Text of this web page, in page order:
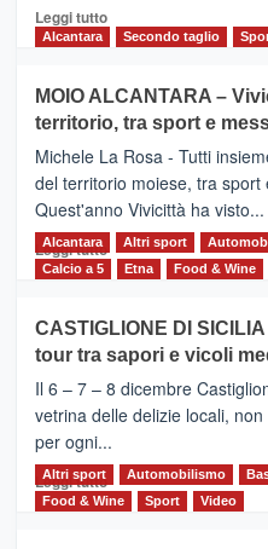
Leggi tuttoLeggi
Torna
la
Supermaratona
dell’Etna
Alcantara Secondo taglio
MOIO ALCANTARA –
territorio, tra sport e
Michele La Rosa - Tutti
del territorio moiese, tra
Quest'anno Vivicittà ha visto...
Leggi tutto Leggi
MOIO
ALCANTARA
–
Vivicittà,
alla
scoperta
del
territorio,
Alcantara Altri sport
Calcio a 5
Etna Food & Wine
CASTIGLIONE DI
tour tra sapori e vicoli
Il 6 – 7 – 8 dicembre
vetrina delle delizie locali,
per ogni...
Leggi tuttoLeggi
di
Altri sport Automobilismo
Food & Wine
Sport Video